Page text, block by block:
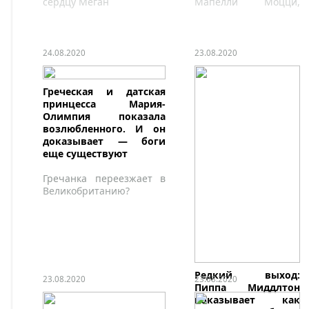
24.08.2020
Греческая и датская
принцесса Мария-
Олимпия показала
возлюбленного. И он
доказывает — боги
еще существуют
Гречанка переезжает в
Великобританию?
23.08.2020
Редкий выход:
Пиппа Миддлтон
показывает как
23.08.2020 23.08.2020